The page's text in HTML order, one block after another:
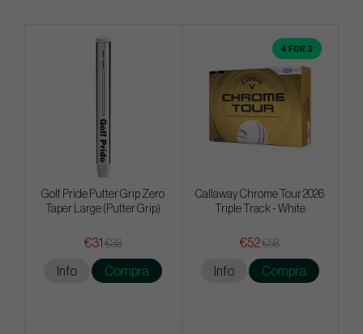
Golf Pride Putter Grip Zero
Taper Large (Putter Grip)
€31 €38
Info Compra
4 FOR 3
Callaway Chrome Tour 2026
Triple Track - White
€52€58
Info Compra